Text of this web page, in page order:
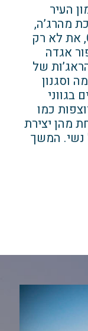
העיר
מהרג’ה,
כשעוברים את שערי City Palace, את לא רק
אגדה
של
וסגנון
בגווני
כמו
מהן יצירת
נשי. המשך